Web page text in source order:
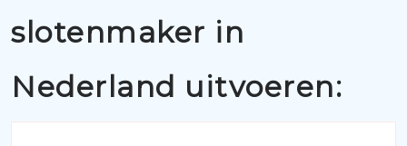
slotenmaker in
Nederland uitvoeren: